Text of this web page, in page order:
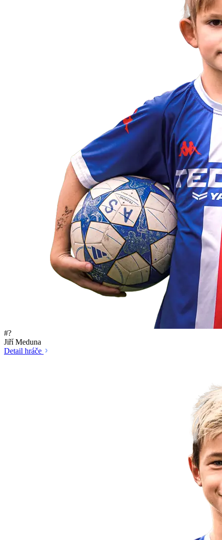
#?
Jiří Meduna
Detail hráče